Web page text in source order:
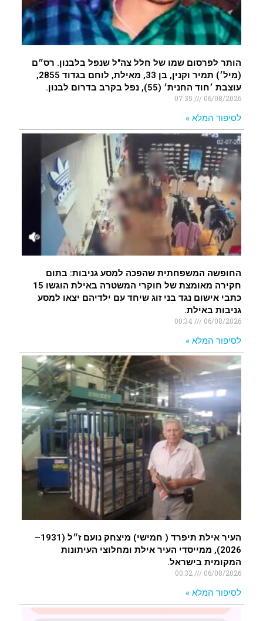
הותר לפרסום שמו של חלל צה"ל שנפל בלבנון. רס״ם
(מיל׳) תמיר וקנין, בן 33, מאילת, לוחם בגדוד 2855,
עוצבת ׳חוד החנית׳ (55), נפל בקרב בדרום לבנון.
06/08/2026
לסיפור המלא »
החופשה המשפחתית שהפכה למסע גניבות: בתום
חקירה מאומצת של חוקרי המשטרה באילת הוגשו 15
כתבי אישום נגד בני זוג שיחד עם ילדיהם יצאו למסע
גניבות באילת.
06/08/2026
לסיפור המלא »
העיר אילת תיפרד ( חמישי) מיצחק נועם ז״ל (1931–
2026), ממייסדי העיר אילת ומחלוצי העיתונות
המקומית בישראל.
06/08/2026
00:32
לסיפור המלא »